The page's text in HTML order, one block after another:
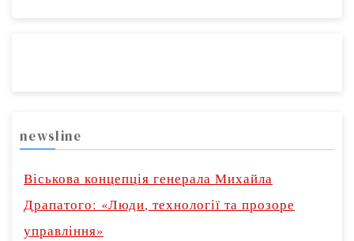
newsline
Віськова концепція генерала Михайла
Драпатого: «Люди, технології та прозоре
управління»